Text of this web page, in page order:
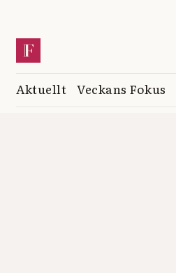
Aktuellt Veckans Fokus